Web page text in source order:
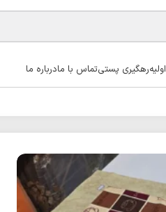
رهگیری پستیتماس با مادرباره ما